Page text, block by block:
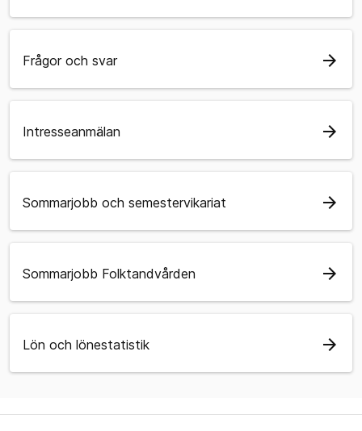
Frågor och svar arrow_forward
Intresseanmälan arrow_forward
Sommarjobb och semestervikariat arrow_forward
Sommarjobb Folktandvården arrow_forward
Lön och lönestatistik arrow_forward